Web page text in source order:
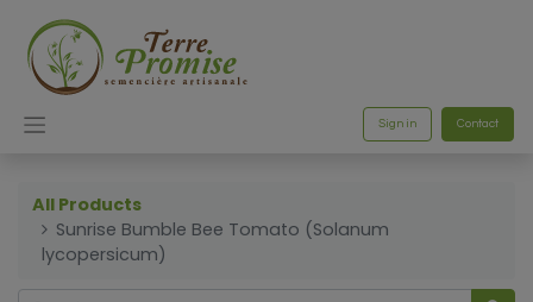
Sign in Contact
All Products
Sunrise Bumble Bee Tomato (Solanum
lycopersicum)